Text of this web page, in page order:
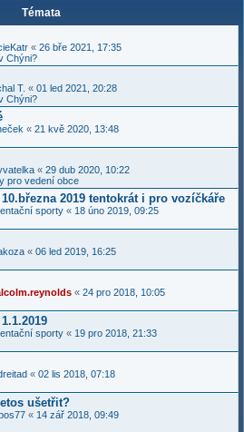
Témata
« 26 bře 2021, 17:35
Chýni?
T. « 01 led 2021, 20:28
Chýni?
« 21 kvě 2020, 13:48
« 29 dub 2020, 10:22
pro vedení obce
2019 tentokrát i pro vozíčkáře
sporty « 18 úno 2019, 09:25
« 06 led 2019, 16:25
« 24 pro 2018, 10:05
sporty « 19 pro 2018, 21:33
« 02 lis 2018, 07:18
ušetřit?
« 14 zář 2018, 09:49